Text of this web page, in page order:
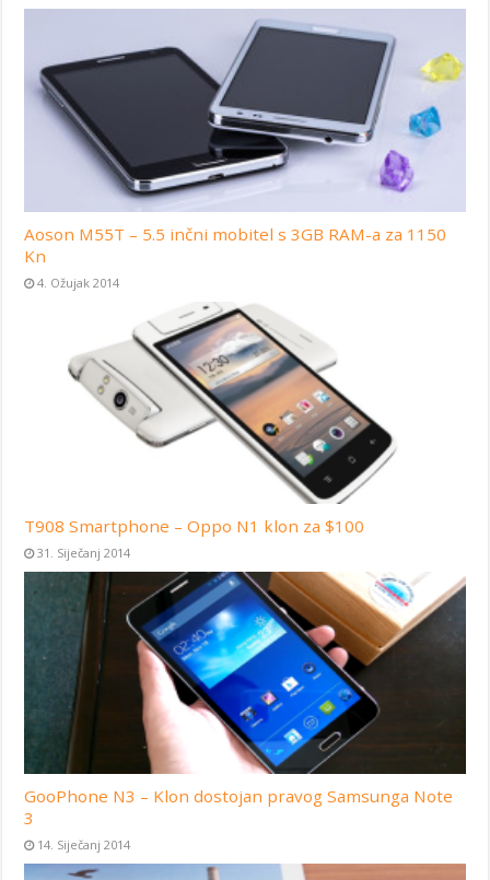
Aoson M55T – 5.5 inčni mobitel s 3GB RAM-a za 1150
Kn
4. Ožujak 2014
T908 Smartphone – Oppo N1 klon za $100
31. Siječanj 2014
GooPhone N3 – Klon dostojan pravog Samsunga Note
3
14. Siječanj 2014